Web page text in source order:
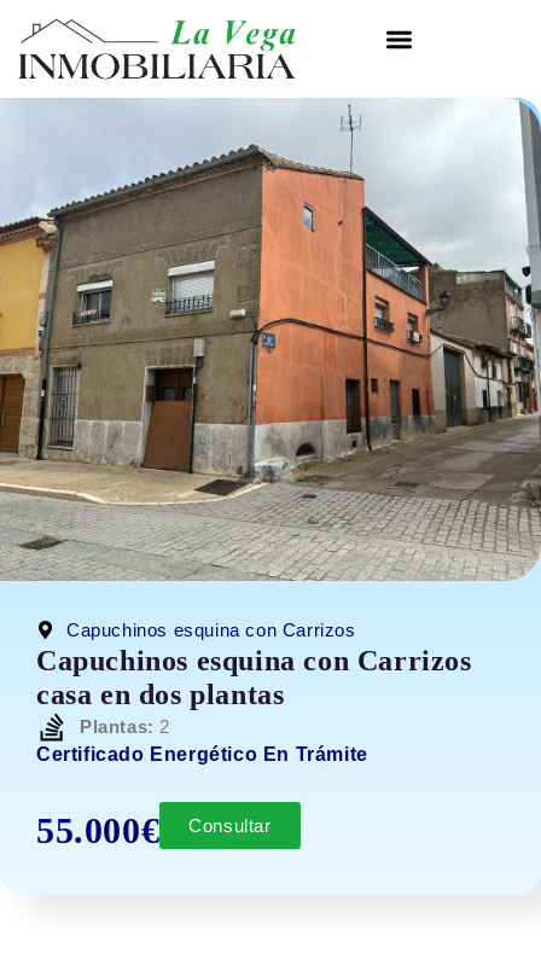
Capuchinos esquina con Carrizos
Capuchinos esquina con Carrizos
casa en dos plantas
Plantas: 2
Certificado Energético En Trámite
55.000€ Consultar